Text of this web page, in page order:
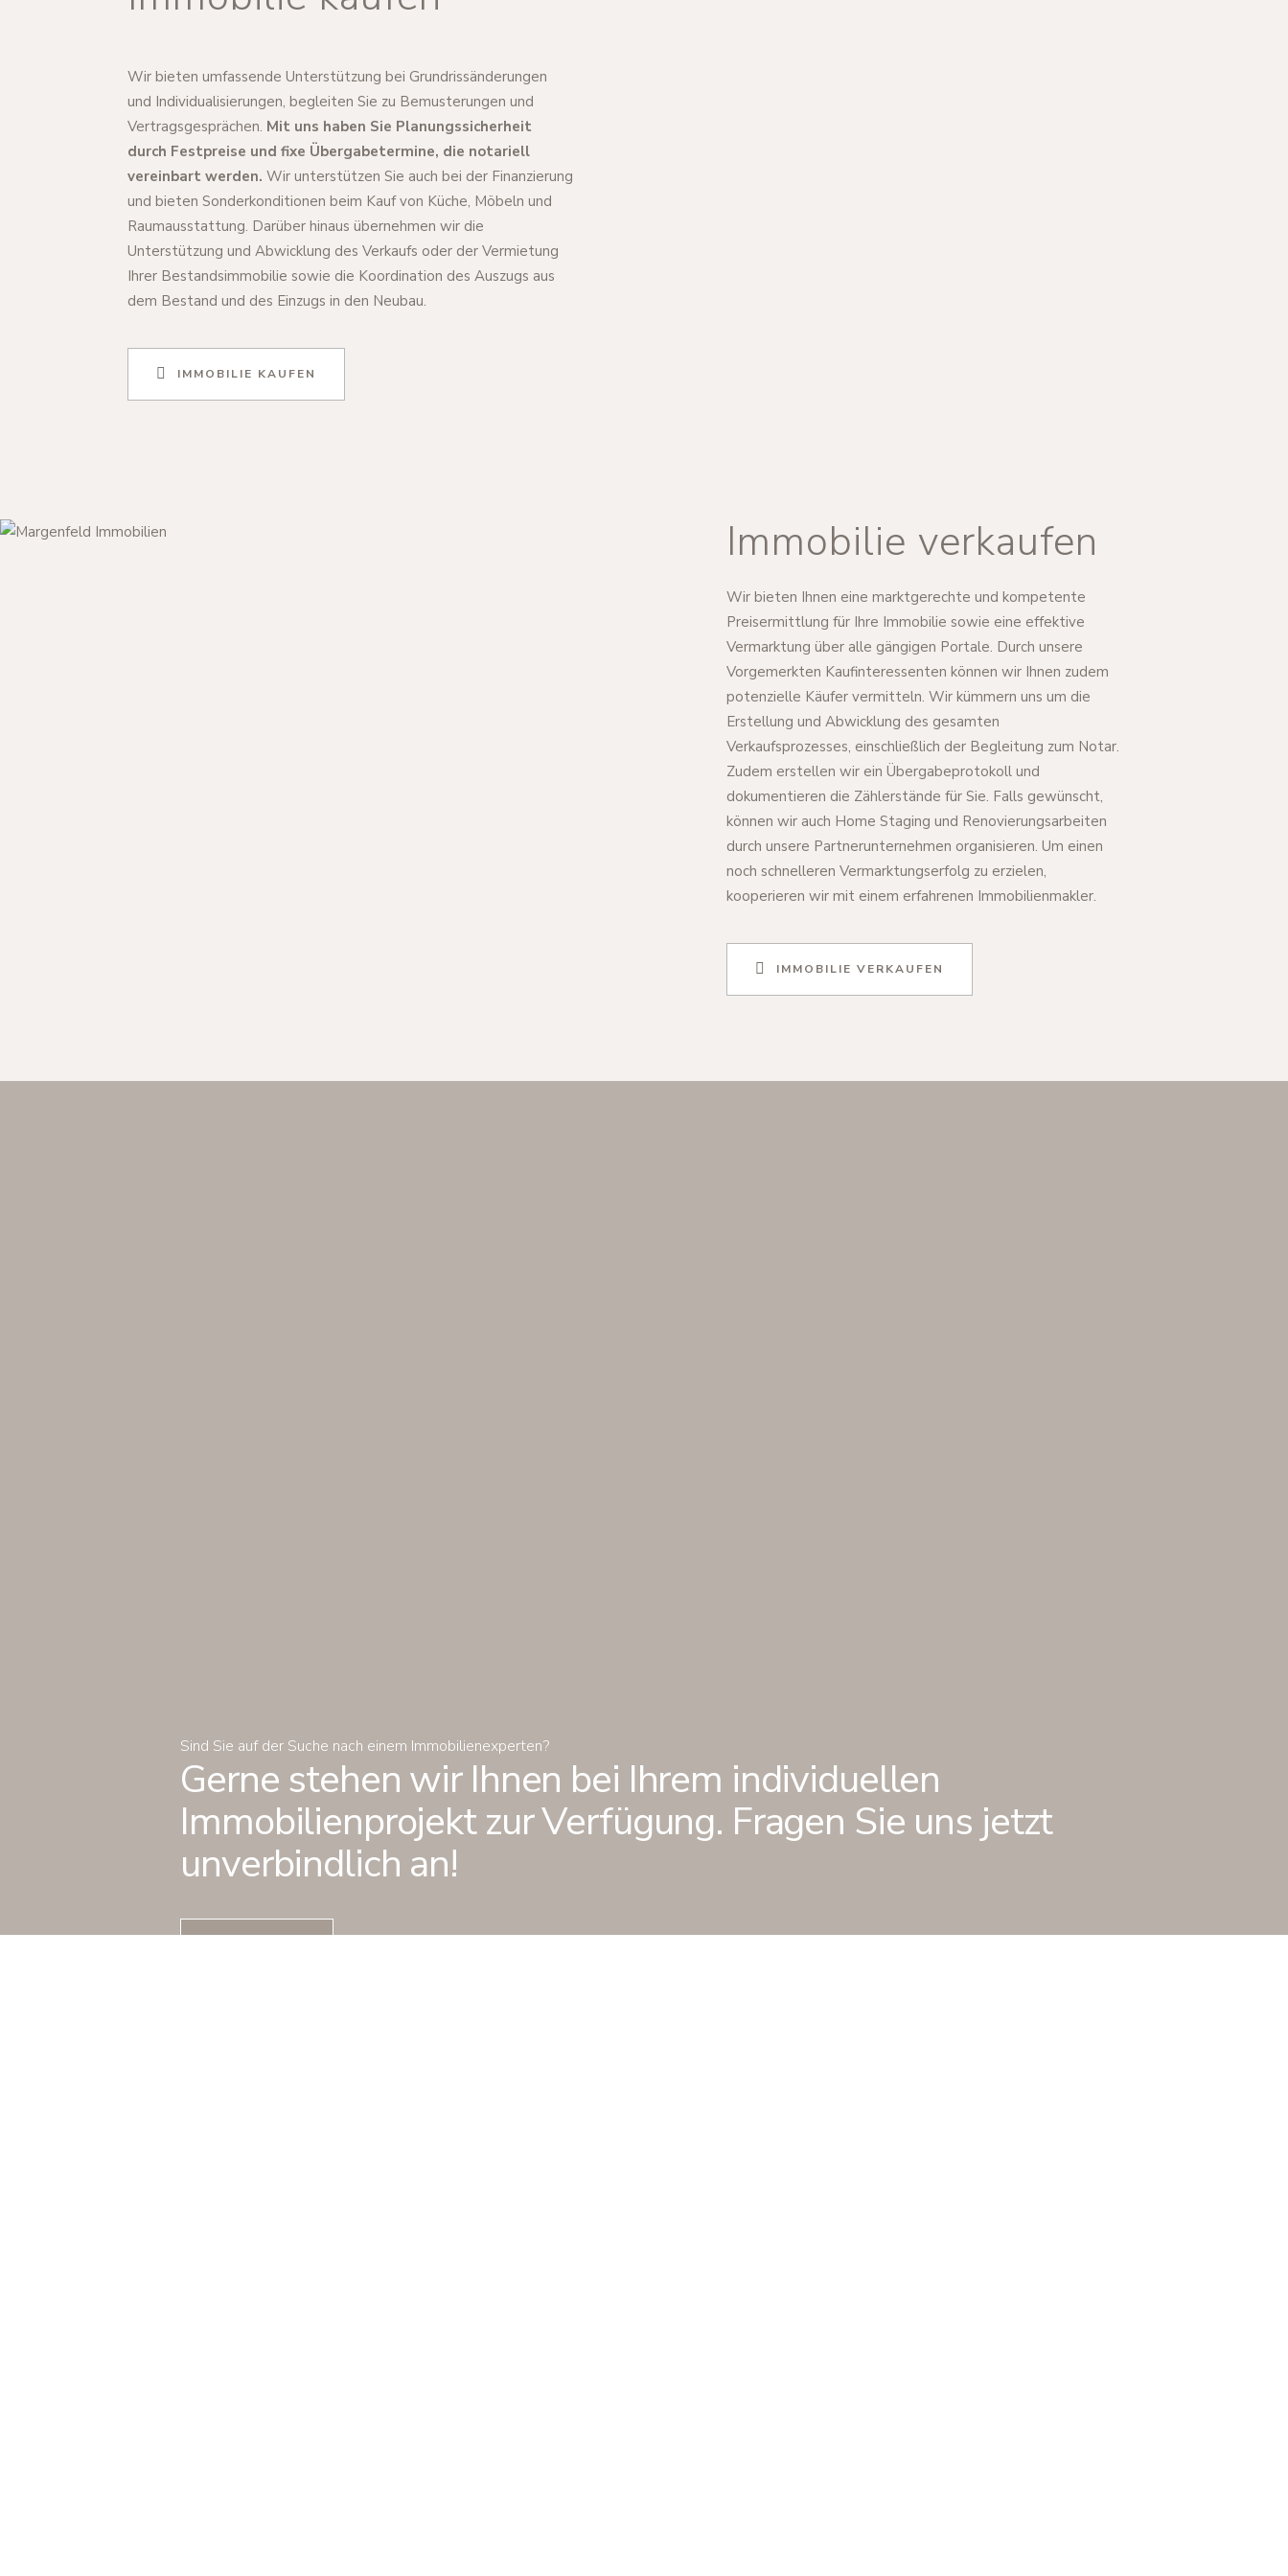
Wir bieten umfassende Unterstützung bei Grundrissänderungen
und Individualisierungen, begleiten Sie zu Bemusterungen und
Vertragsgesprächen. Mit uns haben Sie Planungssicherheit
durch Festpreise und fixe Übergabetermine, die notariell
vereinbart werden. Wir unterstützen Sie auch bei der Finanzierung
und bieten Sonderkonditionen beim Kauf von Küche, Möbeln und
Raumausstattung. Darüber hinaus übernehmen wir die
Unterstützung und Abwicklung des Verkaufs oder der Vermietung
Ihrer Bestandsimmobilie sowie die Koordination des Auszugs aus
dem Bestand und des Einzugs in den Neubau.
IMMOBILIE KAUFEN
Immobilie verkaufen
Wir bieten Ihnen eine marktgerechte und kompetente
Preisermittlung für Ihre Immobilie sowie eine effektive
Vermarktung über alle gängigen Portale. Durch unsere
Vorgemerkten Kaufinteressenten können wir Ihnen zudem
potenzielle Käufer vermitteln. Wir kümmern uns um die
Erstellung und Abwicklung des gesamten
Verkaufsprozesses, einschließlich der Begleitung zum Notar.
Zudem erstellen wir ein Übergabeprotokoll und
dokumentieren die Zählerstände für Sie. Falls gewünscht,
können wir auch Home Staging und Renovierungsarbeiten
durch unsere Partnerunternehmen organisieren. Um einen
noch schnelleren Vermarktungserfolg zu erzielen,
kooperieren wir mit einem erfahrenen Immobilienmakler.
IMMOBILIE VERKAUFEN
Sind Sie auf der Suche nach einem Immobilienexperten?
Gerne stehen wir Ihnen bei Ihrem individuellen
Immobilienprojekt zur Verfügung. Fragen Sie uns jetzt
unverbindlich an!